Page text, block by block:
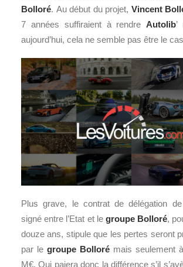
Bolloré. Au début du projet, Vincent
7 années suffiraient à rendreAutolib’
aujourd’hui, cela ne semble pas être le
Plus grave, le contrat de délégation
signé entre l’Etat et le groupe Bolloré,
douze ans, stipule que les pertes seront
par le groupe Bolloré mais seulement
M€. Qui paiera donc la différence s’il